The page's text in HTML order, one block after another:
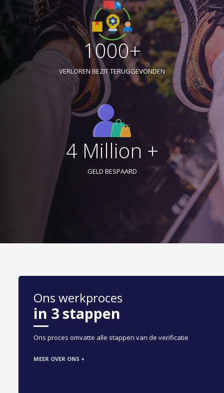
1000+
VERLOREN BEZIT TERUGGEVONDEN
4 Million +
GELD BESPAARD
Ons werkproces
in 3 stappen
Ons proces omvatte alle stappen van de verificatie
MEER OVER ONS +